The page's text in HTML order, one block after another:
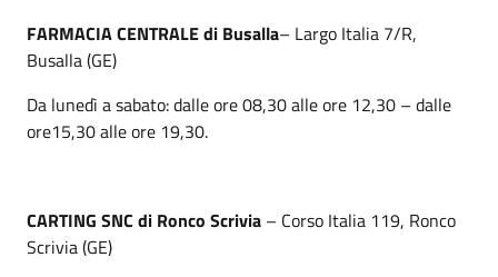
FARMACIA CENTRALE di Busalla– Largo Italia 7/R,
Busalla (GE)
Da lunedì a sabato: dalle ore 08,30 alle ore 12,30 – dalle
ore15,30 alle ore 19,30.
CARTING SNC di Ronco Scrivia – Corso Italia 119, Ronco
Scrivia (GE)